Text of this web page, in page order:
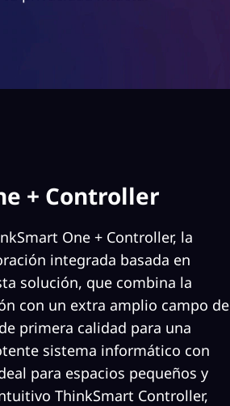
+ Controller
One + Controller, la
integrada basada en
solución, que combina la
con un extra amplio campo de
primera calidad para una
sistema informático con
para espacios pequeños y
ThinkSmart Controller,